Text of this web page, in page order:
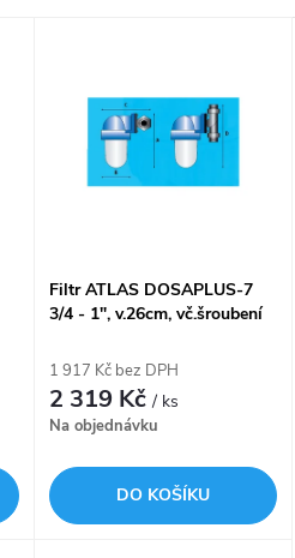
Filtr ATLAS DOSAPLUS-7
3/4 - 1", v.26cm, vč.šroubení
RE4050520
1 917 Kč bez DPH
2 319 Kč/ ks
Na objednávku
DO KOŠÍKU